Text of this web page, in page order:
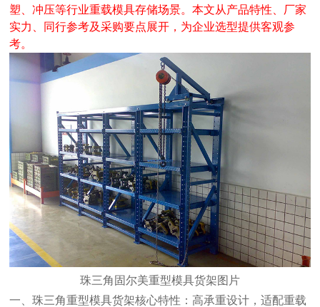
塑、冲压等行业重载模具存储场景。本文从产品特性、厂家
实力、同行参考及采购要点展开，为企业选型提供客观参
考。
珠三角固尔美重型模具货架图片
一、珠三角重型模具货架核心特性：高承重设计，适配重载